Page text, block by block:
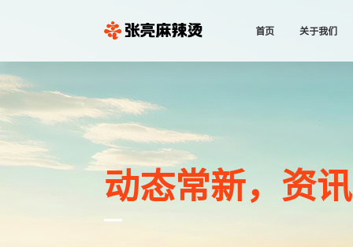
首页 关于我们
动态常新，资